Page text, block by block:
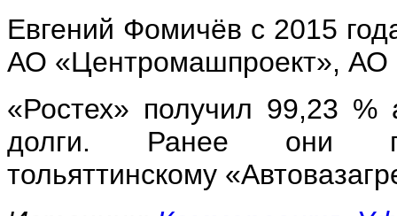
Евгений Фомичёв с 2015
АО «Центромашпроект», АО
«Ростех» получил 99,23
долги. Ранее они
тольяттинскому